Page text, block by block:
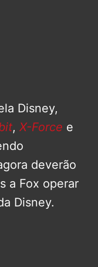
Disney,
, X-Force e
deverão
a Fox operar
Disney.